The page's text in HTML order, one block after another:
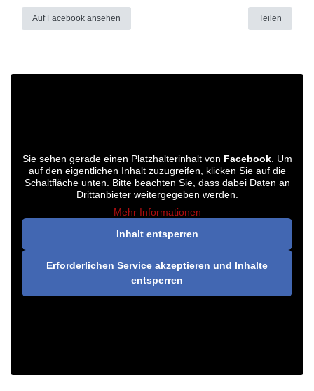
Auf Facebook ansehen Teilen
Sie sehen gerade einen Platzhalterinhalt von Facebook. Um
auf den eigentlichen Inhalt zuzugreifen, klicken Sie auf die
Schaltfläche unten. Bitte beachten Sie, dass dabei Daten an
Drittanbieter weitergegeben werden.
Mehr Informationen
Inhalt entsperren
Erforderlichen Service akzeptieren und Inhalte
entsperren